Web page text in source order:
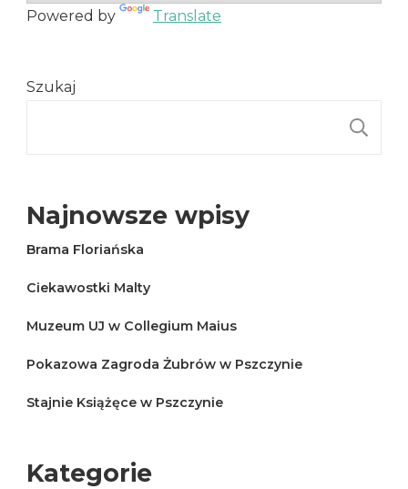
Powered by Translate
Szukaj
Najnowsze wpisy
Brama Floriańska
Ciekawostki Malty
Muzeum UJ w Collegium Maius
Pokazowa Zagroda Żubrów w Pszczynie
Stajnie Książęce w Pszczynie
Kategorie